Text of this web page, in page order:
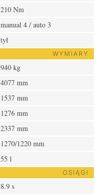
210 Nm
manual 4 / auto 3
tył
WYMIARY
940 kg
4077 mm
1537 mm
1276 mm
2337 mm
1270/1220 mm
55 l
OSIĄGI
8.9 s